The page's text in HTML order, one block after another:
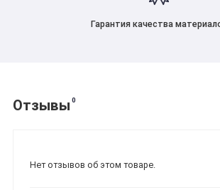
Гарантия качества
Отзывы 0
Нет отзывов об этом товаре.